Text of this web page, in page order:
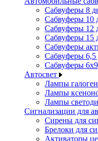
Сабвуферы 8
Сабвуферы 10
Сабвуферы 12
Сабвуферы 15
Сабвуферы
Сабвуферы
Сабвуферы
Автосвет
Лампы
Лампы
Лампы
Сигнализации для
Сирены для
Брелоки для
Активаторы